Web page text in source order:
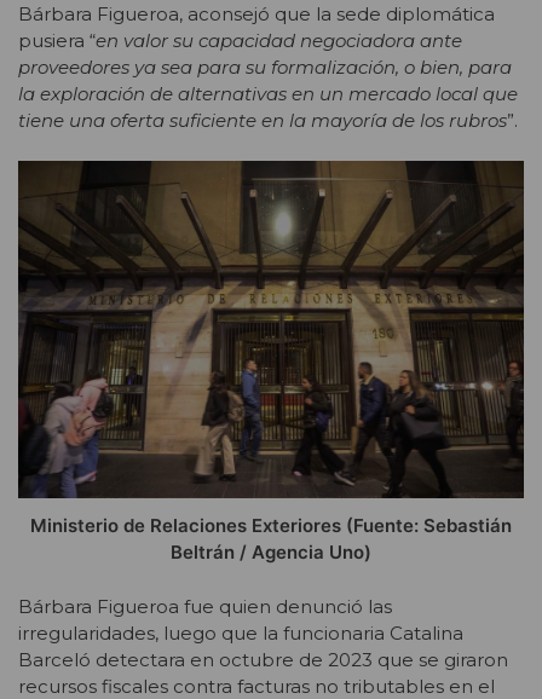
Bárbara Figueroa, aconsejó que la sede diplomática
pusiera “en valor su capacidad negociadora ante
proveedores ya sea para su formalización, o bien, para
la exploración de alternativas en un mercado local que
tiene una oferta suficiente en la mayoría de los rubros”.
Ministerio de Relaciones Exteriores (Fuente: Sebastián
Beltrán / Agencia Uno)
Bárbara Figueroa fue quien denunció las
irregularidades, luego que la funcionaria Catalina
Barceló detectara en octubre de 2023 que se giraron
recursos fiscales contra facturas no tributables en el